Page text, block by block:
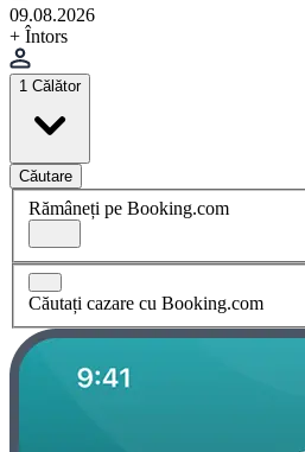
09.08.2026
+ Întors
1 Călător
Căutare
Rămâneți pe Booking.com
Căutați cazare cu Booking.com